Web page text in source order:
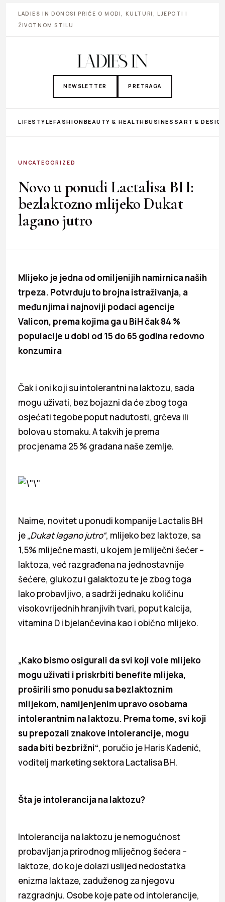
LADIES IN DONOSI PRIČE O MODI, KULTURI, LJEPOTI I
ŽIVOTNOM STILU
NEWSLETTER PRETRAGA
LIFESTYLEFASHIONBEAUTY & HEALTHBUSINESS ART &
UNCATEGORIZED
Novo u ponudi Lactalisa BH:
bezlaktozno mlijeko Dukat
lagano jutro
Mlijeko je jedna od omiljenijih namirnica naših
trpeza. Potvrđuju to brojna istraživanja, a
među njima i najnoviji podaci agencije
Valicon, prema kojima ga u BiH čak 84 %
populacije u dobi od 15 do 65 godina redovno
konzumira
Čak i oni koji su intolerantni na laktozu, sada
mogu uživati, bez bojazni da će zbog toga
osjećati tegobe poput nadutosti, grčeva ili
bolova u stomaku. A takvih je prema
procjenama 25 % građana naše zemlje.
Naime, novitet u ponudi kompanije Lactalis BH
je „Dukat lagano jutro“, mlijeko bez laktoze, sa
1,5% mliječne masti, u kojem je mliječni šećer –
laktoza, već razgrađena na jednostavnije
šećere, glukozu i galaktozu te je zbog toga
lako probavljivo, a sadrži jednaku količinu
visokovrijednih hranjivih tvari, poput kalcija,
vitamina D i bjelančevina kao i obično mlijeko.
„Kako bismo osigurali da svi koji vole mlijeko
mogu uživati i priskrbiti benefite mlijeka,
proširili smo ponudu sa bezlaktoznim
mlijekom, namijenjenim upravo osobama
intolerantnim na laktozu. Prema tome, svi koji
su prepozali znakove intolerancije, mogu
sada biti bezbrižni“, poručio je Haris Kadenić,
voditelj marketing sektora Lactalisa BH.
Šta je intolerancija na laktozu?
Intolerancija na laktozu je nemogućnost
probavljanja prirodnog mliječnog šećera –
laktoze, do koje dolazi uslijed nedostatka
enizma laktaze, zaduženog za njegovu
razgradnju. Osobe koje pate od intolerancije,